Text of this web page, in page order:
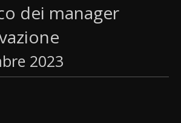
dei manager
2023